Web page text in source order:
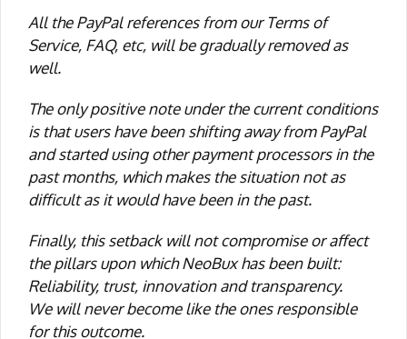
All the PayPal references from our Terms of
Service, FAQ, etc, will be gradually removed as
well.
The only positive note under the current conditions
is that users have been shifting away from PayPal
and started using other payment processors in the
past months, which makes the situation not as
difficult as it would have been in the past.
Finally, this setback will not compromise or affect
the pillars upon which NeoBux has been built:
Reliability, trust, innovation and transparency.
We will never become like the ones responsible
for this outcome.